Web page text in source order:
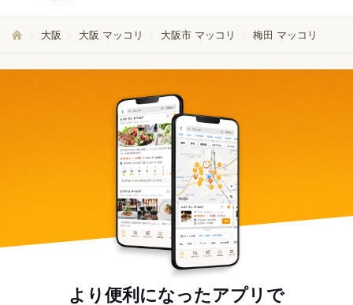
大阪 大阪 マッコリ 大阪市 マッコリ 梅田 マッコリ
より便利になったアプリで